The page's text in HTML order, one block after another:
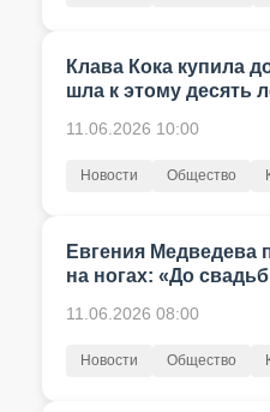
Клава Кока купила
шла к этому десять
11.06.2026 10:00
Новости Общество
Евгения Медведева
на ногах: «До
11.06.2026 08:00
Новости Общество